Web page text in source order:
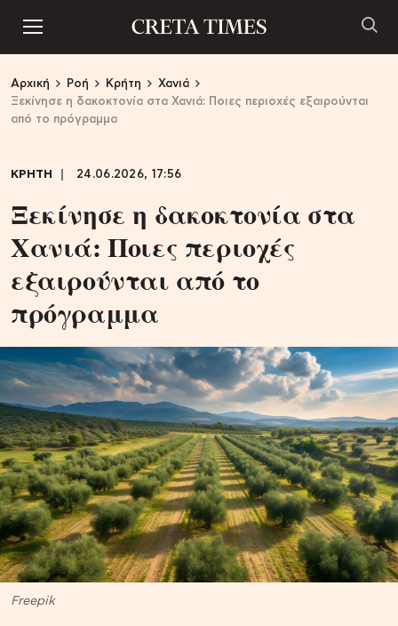
Αρχική Ροή Κρήτη
Χανιά
Ξεκίνησε η δακοκτονία στα Χανιά: Ποιες περιοχές εξαιρούνται
από το πρόγραμμα
ΚΡΗΤΗ 24.06.2026, 17:56
Ξεκίνησε η δακοκτονία στα
Χανιά: Ποιες περιοχές
εξαιρούνται από το
πρόγραμμα
Freepik